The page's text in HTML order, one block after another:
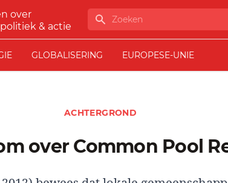
over
& actie
Zoeken
GLOBALISERING EUROPESE-UNIE
ACHTERGROND
over Common Pool